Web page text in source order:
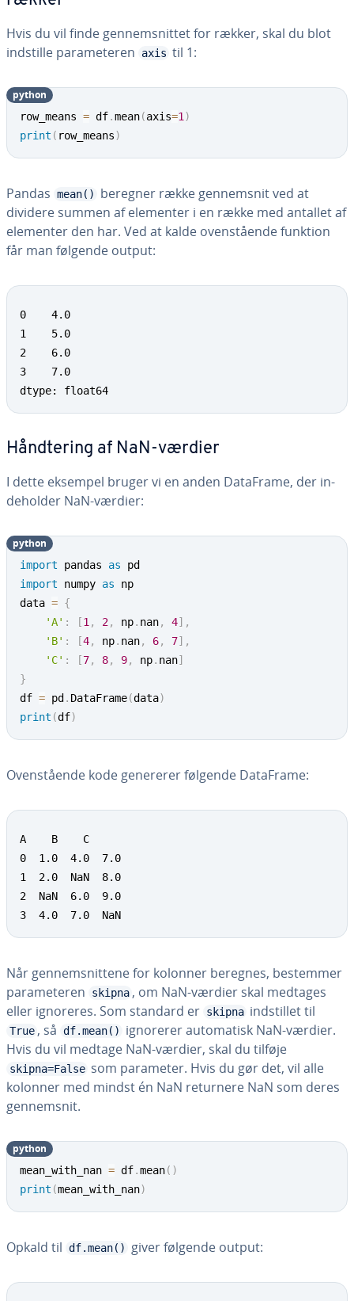
Hvis du vil finde gen­nem­snit­tet for rækker, skal du blot
indstille pa­ra­me­te­ren
axis til 1:
row_means = df.mean(axis=1 )
print ( row_means)
python
Pandas mean()
beregner række gen­nem­snit ved at
dividere summen af elementer i en række med antallet af
elementer den har. Ved at kalde oven­stå­en­de funktion
får man følgende output:
0    4.0
1    5.0
2    6.0
3    7.0
dtype: float64
Hånd­te­ring af NaN-værdier
I dette eksempel bruger vi en anden DataFrame, der in­
de­hol­der NaN-værdier:
import pandas as
import numpy as np
data = {
'A' : [1 , 2, np. nan, 4] ,
'B' : [4, np. nan, 6, 7] ,
'C' : [7, 8, 9, np. nan]
}
df = pd . DataFrame(data)
print (df)
python
Oven­stå­en­de kode genererer følgende DataFrame:
A    B    C
0  1.0  4.0  7.0
1  2.0  NaN  8.0
2  NaN  6.0  9.0
3  4.0  7.0  NaN
Når gen­nem­snit­te­ne for kolonner beregnes, bestemmer
pa­ra­me­te­ren
skipna , om NaN-værdier skal medtages
eller ignoreres. Som standard er skipna indstil­let til
True , så df.mean()
ignorerer au­to­ma­tisk NaN-værdier.
Hvis du vil medtage NaN-værdier, skal du tilføje
skipna=False som parameter. Hvis du gør det, vil alle
kolonner med mindst én NaN returnere NaN som deres
gen­nem­snit.
mean_with_nan = df.mean( )
print (mean_with_nan)
python
Opkald til df.mean() giver følgende output: